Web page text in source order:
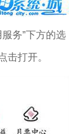
务”下方的选
击打开。